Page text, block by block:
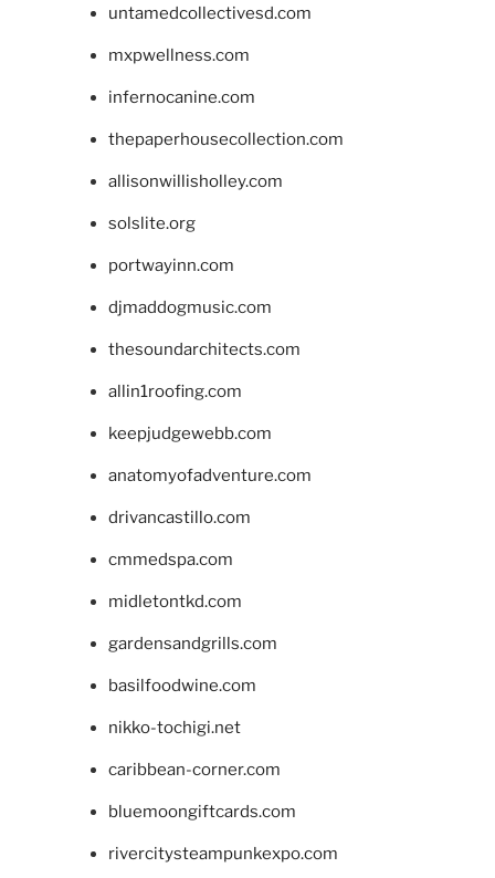
untamedcollectivesd.com
mxpwellness.com
infernocanine.com
thepaperhousecollection.com
allisonwillisholley.com
solslite.org
portwayinn.com
djmaddogmusic.com
thesoundarchitects.com
allin1roofing.com
keepjudgewebb.com
anatomyofadventure.com
drivancastillo.com
cmmedspa.com
midletontkd.com
gardensandgrills.com
basilfoodwine.com
nikko-tochigi.net
caribbean-corner.com
bluemoongiftcards.com
rivercitysteampunkexpo.com